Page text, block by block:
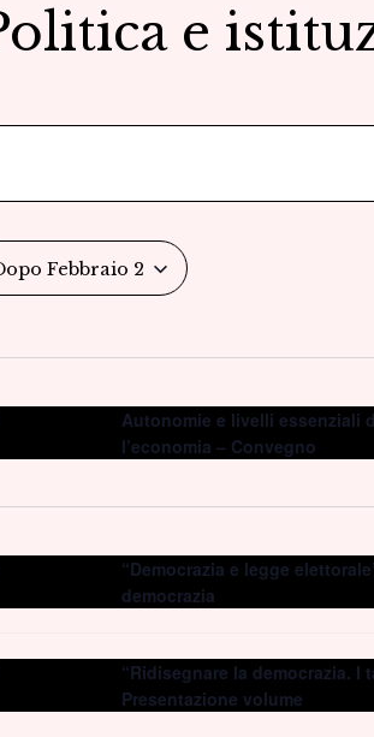
e
Febbraio 2
Autonomie e livelli essenziali
l’economia – Convegno
“Democrazia e legge
democrazia
“Ridisegnare la democrazia. I
Presentazione volume